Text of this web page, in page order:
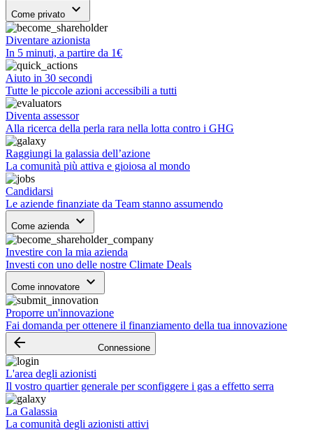
Come privato keyboard_arrow_down
Diventare azionista
In 5 minuti, a partire da 1€
Aiuto in 30 secondi
Tutte le piccole azioni accessibili a tutti
Diventa assessor
Alla ricerca della perla rara nella lotta contro i GHG
Raggiungi la galassia dell’azione
La comunità più attiva e gioiosa al mondo
Candidarsi
Le aziende finanziate da Team stanno assumendo
Come azienda keyboard_arrow_down
Investire con la mia azienda
Investi con uno delle nostre Climate Deals
Come innovatore keyboard_arrow_down
Proporre un'innovazione
Fai domanda per ottenere il finanziamento della tua innovazione
arrow_backward Connessione
L'area degli azionisti
Il vostro quartier generale per sconfiggere i gas a effetto serra
La Galassia
La comunità degli azionisti attivi